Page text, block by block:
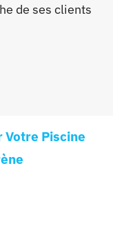
de ses clients
Votre Piscine